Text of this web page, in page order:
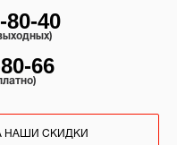
80-40
66
НАШИ СКИДКИ